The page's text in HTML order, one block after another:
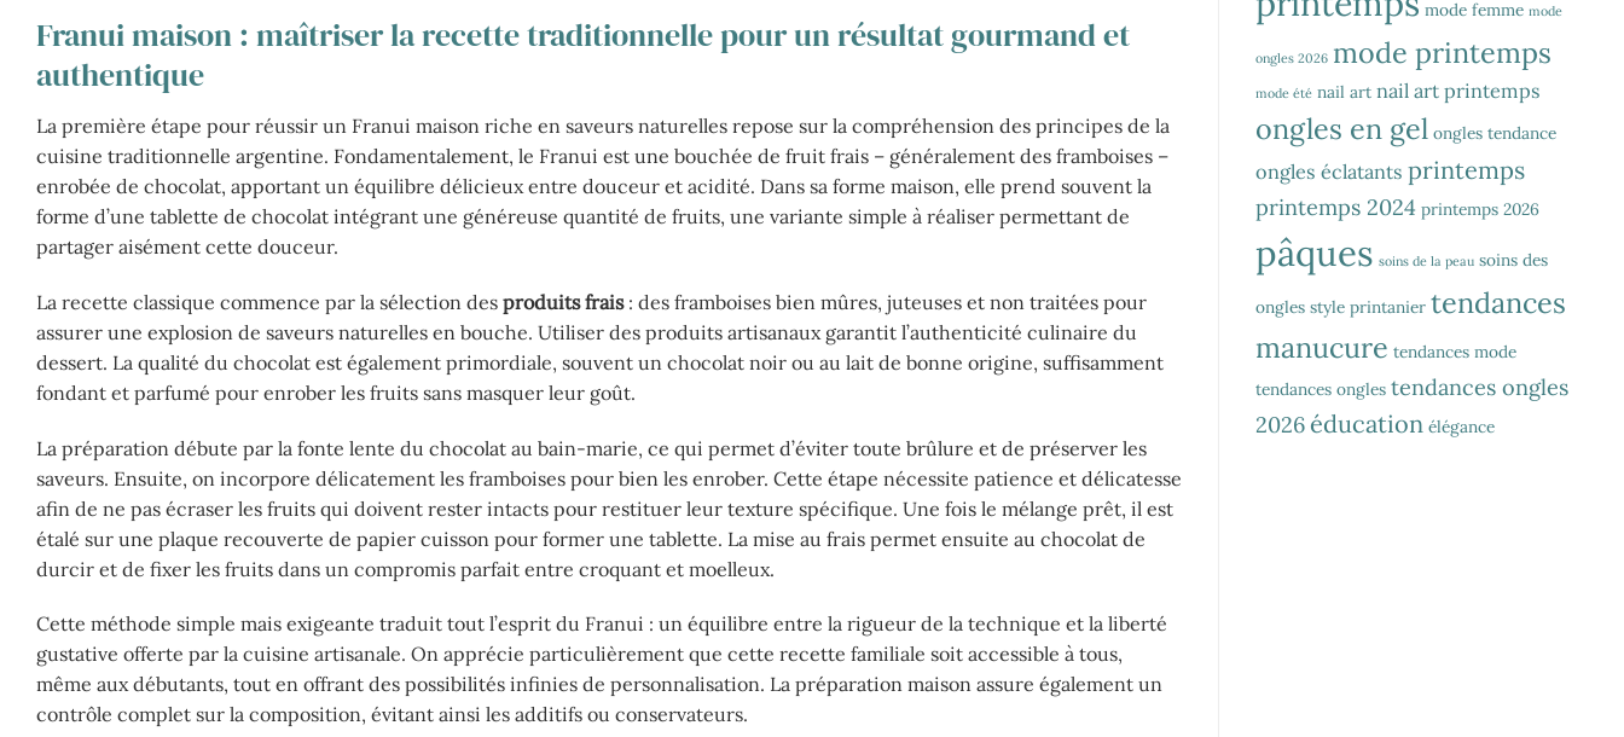
Franui maison : maîtriser la recette traditionnelle pour un résultat gourmand et
authentique
La première étape pour réussir un Franui maison riche en saveurs naturelles repose sur la compréhension des principes de la
cuisine traditionnelle argentine. Fondamentalement, le Franui est une bouchée de fruit frais – généralement des framboises –
enrobée de chocolat, apportant un équilibre délicieux entre douceur et acidité. Dans sa forme maison, elle prend souvent la
forme d’une tablette de chocolat intégrant une généreuse quantité de fruits, une variante simple à réaliser permettant de
partager aisément cette douceur.
La recette classique commence par la sélection des produits frais: des framboises bien mûres, juteuses et non traitées pour
assurer une explosion de saveurs naturelles en bouche. Utiliser des produits artisanaux garantit l’authenticité culinaire du
dessert. La qualité du chocolat est également primordiale, souvent un chocolat noir ou au lait de bonne origine, suffisamment
fondant et parfumé pour enrober les fruits sans masquer leur goût.
La préparation débute par la fonte lente du chocolat au bain-marie, ce qui permet d’éviter toute brûlure et de préserver les
saveurs. Ensuite, on incorpore délicatement les framboises pour bien les enrober. Cette étape nécessite patience et délicatesse
afin de ne pas écraser les fruits qui doivent rester intacts pour restituer leur texture spécifique. Une fois le mélange prêt, il est
étalé sur une plaque recouverte de papier cuisson pour former une tablette. La mise au frais permet ensuite au chocolat de
durcir et de fixer les fruits dans un compromis parfait entre croquant et moelleux.
Cette méthode simple mais exigeante traduit tout l’esprit du Franui : un équilibre entre la rigueur de la technique et la liberté
gustative offerte par la cuisine artisanale. On apprécie particulièrement que cette recette familiale soit accessible à tous,
même aux débutants, tout en offrant des possibilités infinies de personnalisation. La préparation maison assure également un
contrôle complet sur la composition, évitant ainsi les additifs ou conservateurs.
mode femme mode
ongles 2026 mode printemps
mode été nail art nail art printemps
ongles en gel ongles tendance
ongles éclatants printemps
printemps 2024 printemps 2026
pâques soins de la peau soins des
ongles style printanier tendances
manucure tendances mode
tendances ongles tendances ongles
2026 éducation élégance